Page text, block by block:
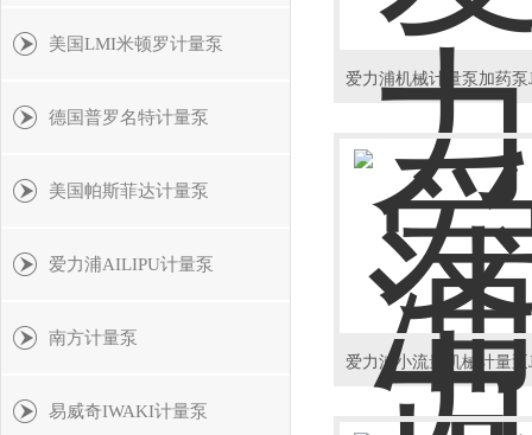
美国LMI米顿罗计量泵
德国普罗名特计量泵
美国帕斯菲达计量泵
爱力浦AILIPU计量泵
南方计量泵
易威奇IWAKI计量泵